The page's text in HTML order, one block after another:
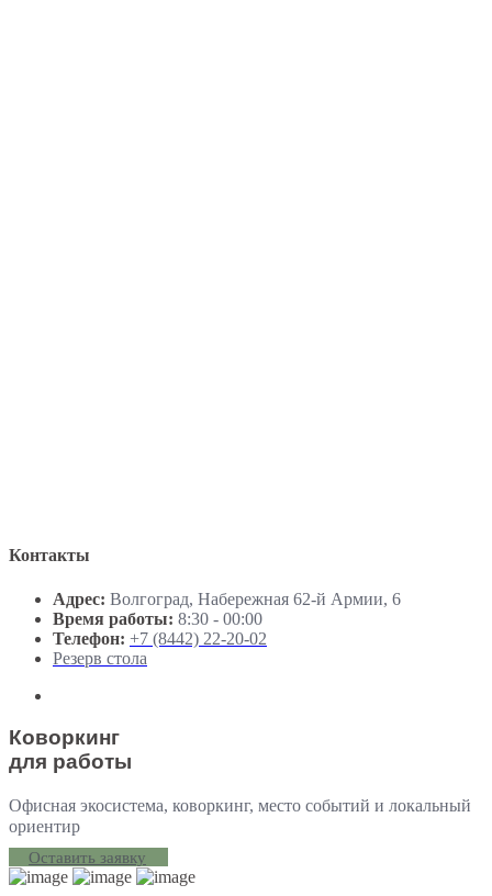
Контакты
Адрес: Волгоград, Набережная 62-й Армии, 6
Время работы: 8:30 - 00:00
Телефон: +7 (8442) 22-20-02
Резерв стола
Коворкинг
для работы
Офисная экосистема, коворкинг, место событий и локальный
ориентир
Оставить заявку